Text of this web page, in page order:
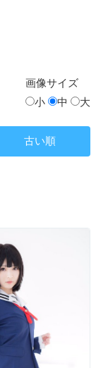
画像サイズ
小
中 大
古い順